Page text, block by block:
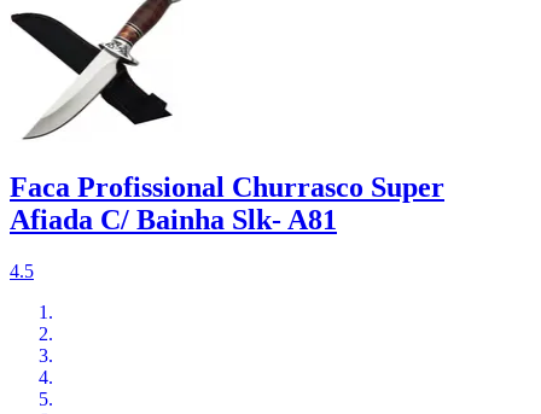
Faca Profissional Churrasco Super
Afiada C/ Bainha Slk- A81
4.5